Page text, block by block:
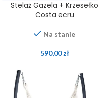
Stelaż Gazela + Krzesełko
Costa ecru
Na stanie
590,00zł